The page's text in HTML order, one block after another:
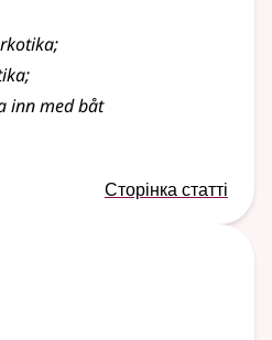
;
;
inn med båt
Сторінка статті